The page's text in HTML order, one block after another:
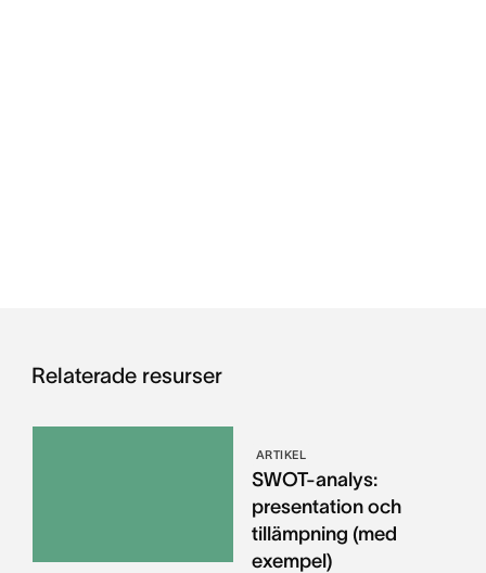
Relaterade resurser
ARTIKEL
SWOT-analys:
presentation och
tillämpning (med
exempel)